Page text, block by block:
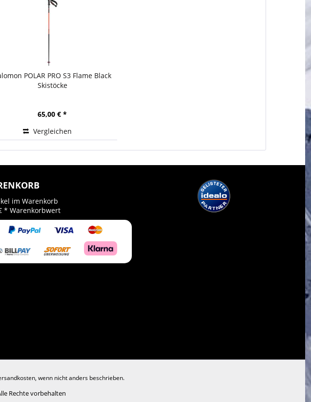
POLAR PRO S3 Flame Black
Skistöcke
65,00 € *
Vergleichen
im Warenkorb
* Warenkorbwert
, wenn nicht anders beschrieben.
Rechte vorbehalten